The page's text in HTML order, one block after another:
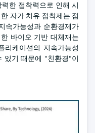
한 접착력으로 인해 시
자가 치유 접착제는 점
속가능성과 순환경제가
바이오 기반 대체재는
리케이션의 지속가능성
있기 때문에 "친환경"이